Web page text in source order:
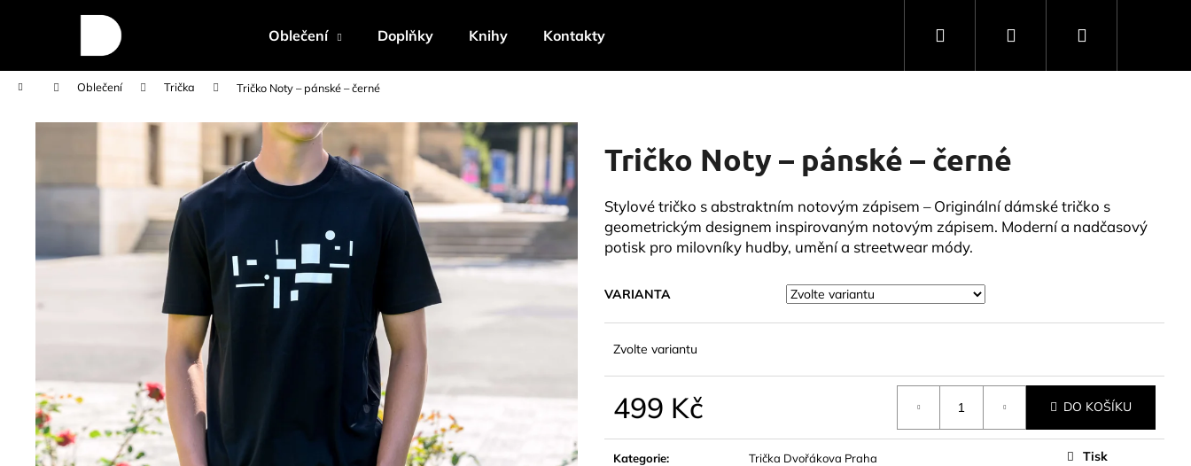
Oblečení Doplňky Knihy Kontakty Hledat PřihlášeníNákupní
Domů Oblečení Trička Tričko Noty – pánské – černé
Tričko Noty – pánské – černé
Stylové tričko s abstraktním notovým zápisem – Originální dámské tričko s
geometrickým designem inspirovaným notovým zápisem. Moderní a nadčasový
potisk pro milovníky hudby, umění a streetwear módy.
VARIANTA
Zvolte variantu
499 Kč DO KOŠÍKU
Kategorie:
Trička Dvořákova Praha
Tisk
í
do
do
HLEDAT
Doporučujeme
ANTONÍN DVOŘÁK: PORTRÉT
ČLOVĚKA
500 Kč
TRIČKO NOTY – DÁMSKÉ – BÍLÉ
499 Kč
449 Kč